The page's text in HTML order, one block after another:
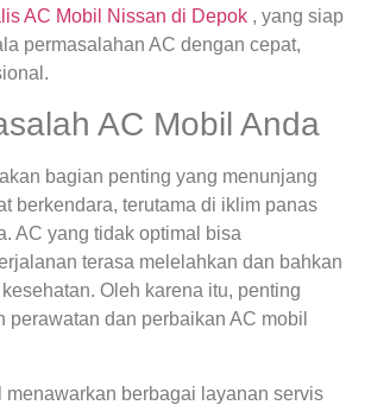
AC Mobil Nissan di Depok , yang siap
permasalahan AC dengan cepat,
AC Mobil Anda
bagian penting yang menunjang
berkendara, terutama di iklim panas
AC yang tidak optimal bisa
terasa melelahkan dan bahkan
Oleh karena itu, penting
perawatan dan perbaikan AC mobil
menawarkan berbagai layanan servis